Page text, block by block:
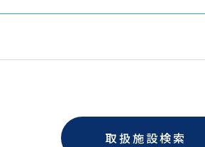
取扱施設検索